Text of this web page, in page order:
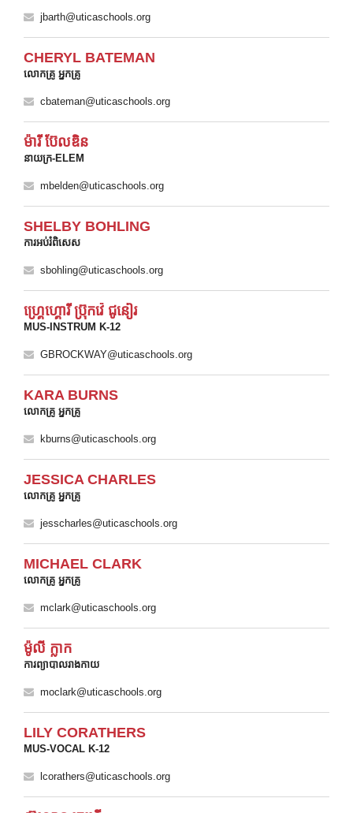
jbarth@uticaschools.org
CHERYL BATEMAN
លោកគ្រូ អ្នកគ្រូ
cbateman@uticaschools.org
ម៉ារី ប៊ែលឌិន
នាយក្រ-ELEM
mbelden@uticaschools.org
SHELBY BOHLING
ការអប់រំពិសេស
sbohling@uticaschools.org
ហ្គ្រេហ្គោរី ប្រ៊ុកវ៉េ ជូនៀរ
MUS-INSTRUM K-12
GBROCKWAY@uticaschools.org
KARA BURNS
លោកគ្រូ អ្នកគ្រូ
kburns@uticaschools.org
JESSICA CHARLES
លោកគ្រូ អ្នកគ្រូ
jesscharles@uticaschools.org
MICHAEL CLARK
លោកគ្រូ អ្នកគ្រូ
mclark@uticaschools.org
ម៉ូលី ក្លាក
ការព្យាបាលរាងកាយ
moclark@uticaschools.org
LILY CORATHERS
MUS-VOCAL K-12
lcorathers@uticaschools.org